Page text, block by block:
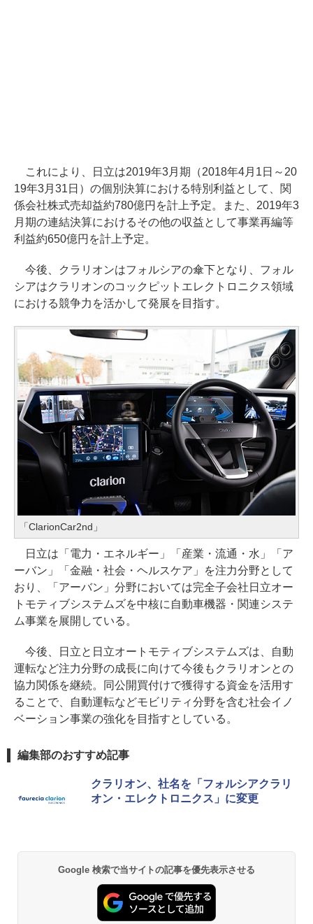
これにより、日立は2019年3月期（2018年4月1日～20
19年3月31日）の個別決算における特別利益として、関
係会社株式売却益約780億円を計上予定。また、2019年3
月期の連結決算におけるその他の収益として事業再編等
利益約650億円を計上予定。
今後、クラリオンはフォルシアの傘下となり、フォル
シアはクラリオンのコックピットエレクトロニクス領域
における競争力を活かして発展を目指す。
「ClarionCar2nd」
日立は「電力・エネルギー」「産業・流通・水」「ア
ーバン」「金融・社会・ヘルスケア」を注力分野として
おり、「アーバン」分野においては完全子会社日立オー
トモティブシステムズを中核に自動車機器・関連システ
ム事業を展開している。
今後、日立と日立オートモティブシステムズは、自動
運転など注力分野の成長に向けて今後もクラリオンとの
協力関係を継続。同公開買付けで獲得する資金を活用す
ることで、自動運転などモビリティ分野を含む社会イノ
ベーション事業の強化を目指すとしている。
編集部のおすすめ記事
クラリオン、社名を「フォルシアクラリ
オン・エレクトロニクス」に変更
Google 検索で当サイトの記事を優先表示させる